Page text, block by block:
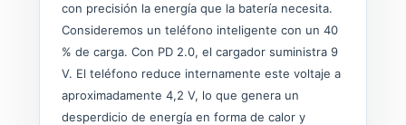
con precisión la energía que la batería necesita.
Consideremos un teléfono inteligente con un 40
% de carga. Con PD 2.0, el cargador suministra 9
V. El teléfono reduce internamente este voltaje a
aproximadamente 4,2 V, lo que genera un
desperdicio de energía en forma de calor y